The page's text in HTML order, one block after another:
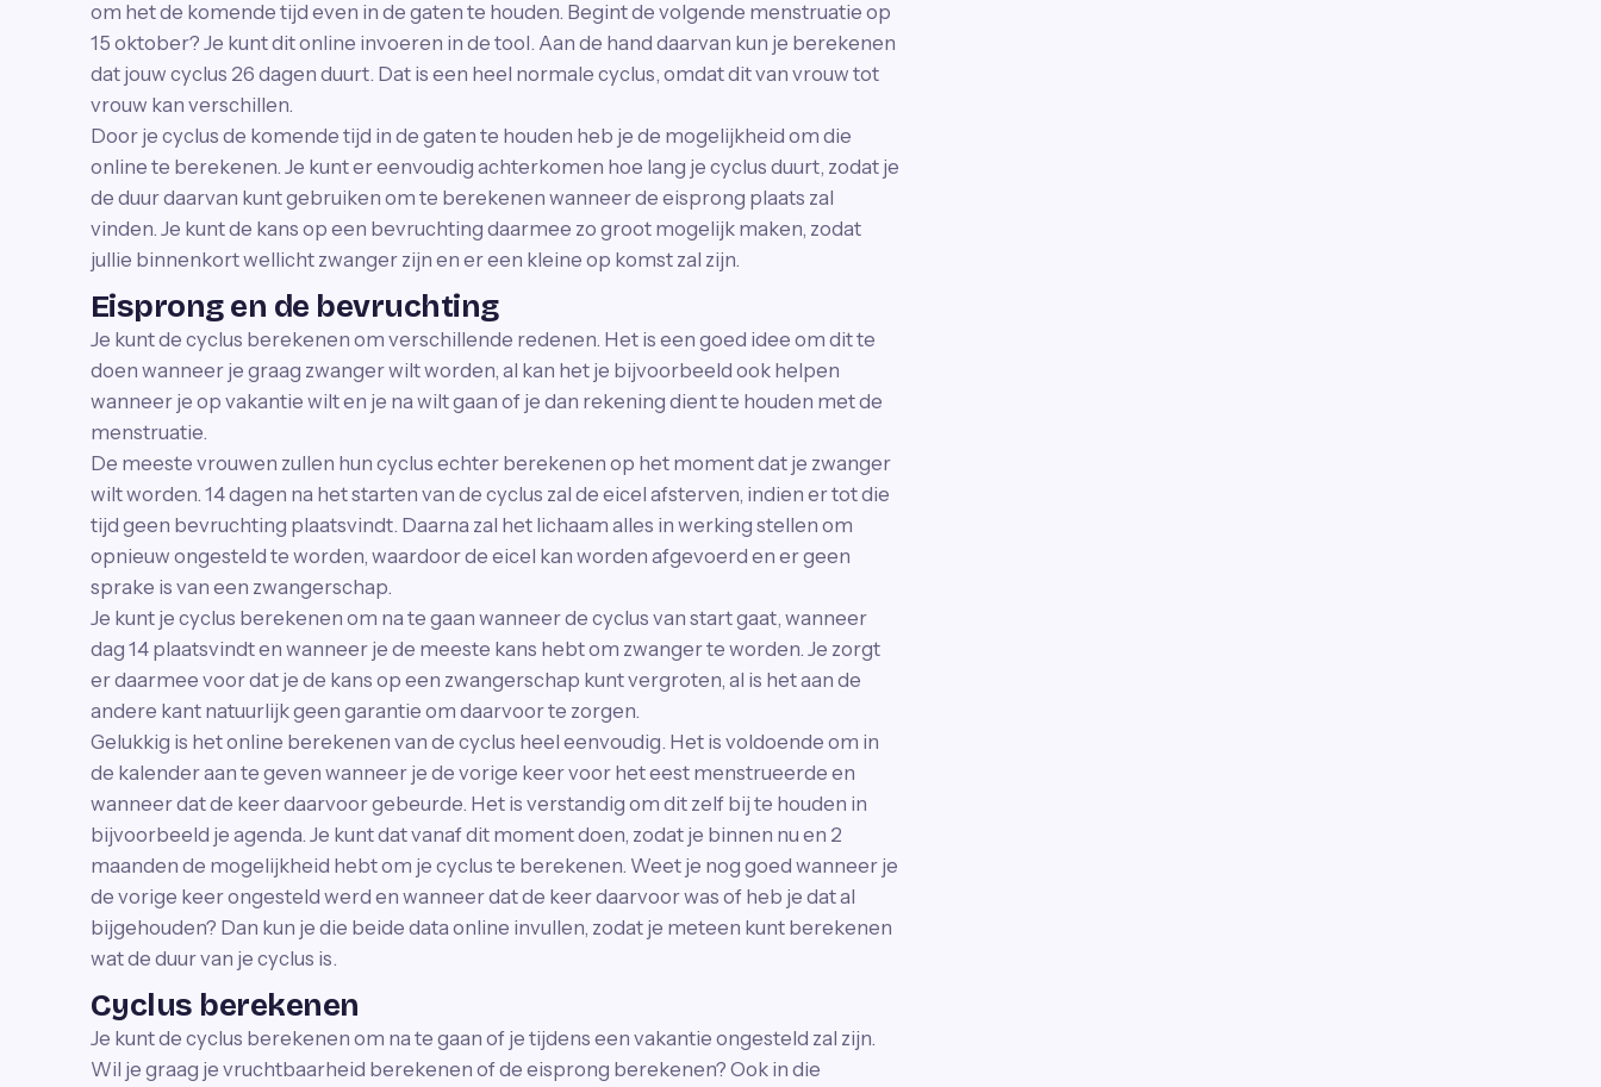
om het de komende tijd even in de gaten te houden. Begint de volgende menstruatie op
15 oktober? Je kunt dit online invoeren in de tool. Aan de hand daarvan kun je berekenen
dat jouw cyclus 26 dagen duurt. Dat is een heel normale cyclus, omdat dit van vrouw tot
vrouw kan verschillen.
Door je cyclus de komende tijd in de gaten te houden heb je de mogelijkheid om die
online te berekenen. Je kunt er eenvoudig achterkomen hoe lang je cyclus duurt, zodat je
de duur daarvan kunt gebruiken om te berekenen wanneer de eisprong plaats zal
vinden. Je kunt de kans op een bevruchting daarmee zo groot mogelijk maken, zodat
jullie binnenkort wellicht zwanger zijn en er een kleine op komst zal zijn.
Eisprong en de bevruchting
Je kunt de cyclus berekenen om verschillende redenen. Het is een goed idee om dit te
doen wanneer je graag zwanger wilt worden, al kan het je bijvoorbeeld ook helpen
wanneer je op vakantie wilt en je na wilt gaan of je dan rekening dient te houden met de
menstruatie.
De meeste vrouwen zullen hun cyclus echter berekenen op het moment dat je zwanger
wilt worden. 14 dagen na het starten van de cyclus zal de eicel afsterven, indien er tot die
tijd geen bevruchting plaatsvindt. Daarna zal het lichaam alles in werking stellen om
opnieuw ongesteld te worden, waardoor de eicel kan worden afgevoerd en er geen
sprake is van een zwangerschap.
Je kunt je cyclus berekenen om na te gaan wanneer de cyclus van start gaat, wanneer
dag 14 plaatsvindt en wanneer je de meeste kans hebt om zwanger te worden. Je zorgt
er daarmee voor dat je de kans op een zwangerschap kunt vergroten, al is het aan de
andere kant natuurlijk geen garantie om daarvoor te zorgen.
Gelukkig is het online berekenen van de cyclus heel eenvoudig. Het is voldoende om in
de kalender aan te geven wanneer je de vorige keer voor het eest menstrueerde en
wanneer dat de keer daarvoor gebeurde. Het is verstandig om dit zelf bij te houden in
bijvoorbeeld je agenda. Je kunt dat vanaf dit moment doen, zodat je binnen nu en 2
maanden de mogelijkheid hebt om je cyclus te berekenen. Weet je nog goed wanneer je
de vorige keer ongesteld werd en wanneer dat de keer daarvoor was of heb je dat al
bijgehouden? Dan kun je die beide data online invullen, zodat je meteen kunt berekenen
wat de duur van je cyclus is.
Cyclus berekenen
Je kunt de cyclus berekenen om na te gaan of je tijdens een vakantie ongesteld zal zijn.
Wil je graag je vruchtbaarheid berekenen of de eisprong berekenen? Ook in die